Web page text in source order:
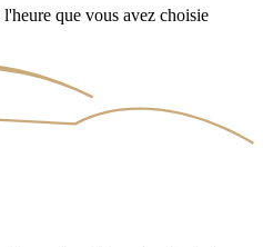
l'heure que vous avez choisie